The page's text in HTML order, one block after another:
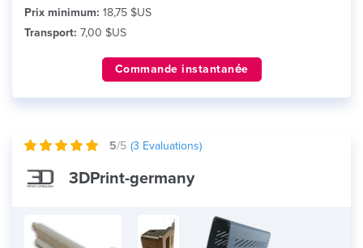
Prix minimum: 18,75 $US
Transport: 7,00 $US
Commande instantanée
5/5 (3 Evaluations)
3DPrint-germany